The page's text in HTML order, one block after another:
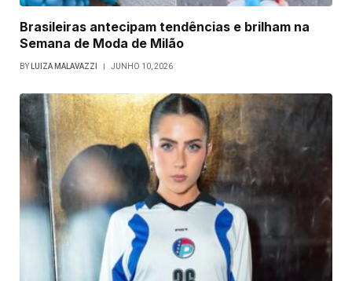
Brasileiras antecipam tendências e brilham na
Semana de Moda de Milão
BY LUIZA MALAVAZZI JUNHO 10, 2026